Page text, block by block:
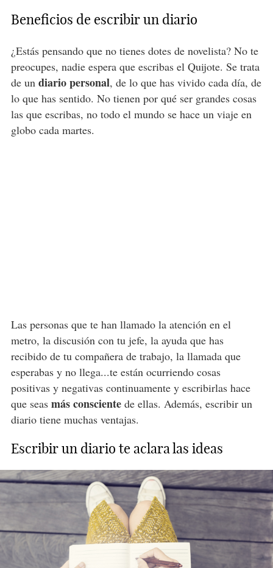
Beneficios de escribir un diario
¿Estás pensando que no tienes dotes de novelista? No te
preocupes, nadie espera que escribas el Quijote. Se trata
de un diario personal, de lo que has vivido cada día, de
lo que has sentido. No tienen por qué ser grandes cosas
las que escribas, no todo el mundo se hace un viaje en
globo cada martes.
Las personas que te han llamado la atención en el
metro, la discusión con tu jefe, la ayuda que has
recibido de tu compañera de trabajo, la llamada que
esperabas y no llega...te están ocurriendo cosas
positivas y negativas continuamente y escribirlas hace
que seas más conscientede ellas. Además, escribir un
diario tiene muchas ventajas.
Escribir un diario te aclara las ideas